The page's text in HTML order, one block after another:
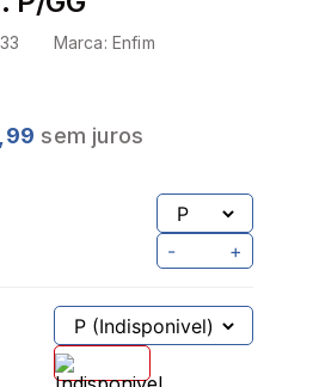
Marca: Enfim
sem juros
- +